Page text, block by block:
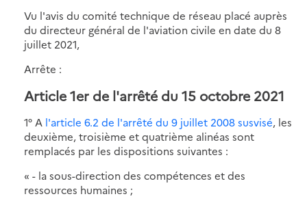
Vu l'avis du comité technique de réseau placé auprès
du directeur général de l'aviation civile en date du 8
juillet 2021,
Arrête :
Article 1er de l'arrêté du 15 octobre 2021
1° A l'article 6.2 de l'arrêté du 9 juillet 2008 susvisé, les
deuxième, troisième et quatrième alinéas sont
remplacés par les dispositions suivantes :
« - la sous-direction des compétences et des
ressources humaines ;